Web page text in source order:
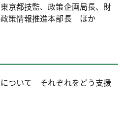
京都技監、政策企画局長、財
策情報推進本部長 ほか
ついて―それぞれをどう支援